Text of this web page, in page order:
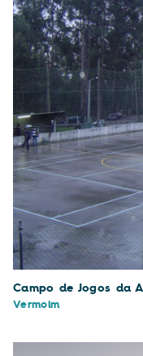
Campo de Jogos da
Vermoim